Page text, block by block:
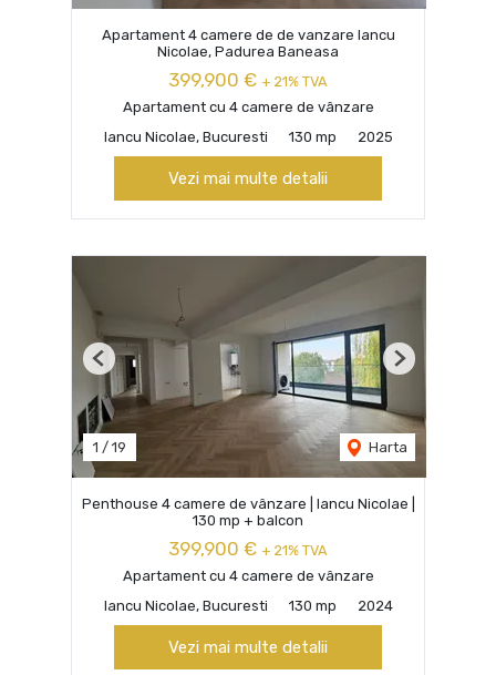
Apartament 4 camere de de vanzare Iancu
Nicolae, Padurea Baneasa
399,900 € + 21% TVA
Apartament cu 4 camere de vânzare
Iancu Nicolae, Bucuresti
130 mp 2025
Vezi mai multe detalii
1 / 19 Harta
Previous Next
Penthouse 4 camere de vânzare | Iancu Nicolae |
130 mp + balcon
399,900 € + 21% TVA
Apartament cu 4 camere de vânzare
Iancu Nicolae, Bucuresti
130 mp 2024
Vezi mai multe detalii